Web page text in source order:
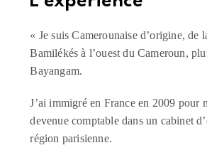
« Je suis Camerounaise d’origine, de
Bamilékés à l’ouest du Cameroun,
Bayangam.
J’ai immigré en France en 2009 pour
devenue comptable dans un cabinet
région parisienne.